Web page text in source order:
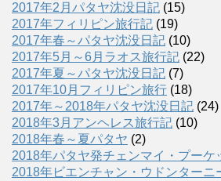
2017年2月パタヤ沈没日記 (15)
2017年フィリピン旅行記 (19)
2017年春～パタヤ沈没日記 (10)
2017年5月～6月ラオス旅行記 (22)
2017年夏～パタヤ沈没日記 (7)
2017年10月フィリピン旅行 (18)
2017年～2018年パタヤ沈没日記 (24)
2018年3月アンヘレス旅行記 (10)
2018年春～夏パタヤ (2)
2018年パタヤ発チェンマイ・プーケ
2018年ビエンチャン・ウドンターニ